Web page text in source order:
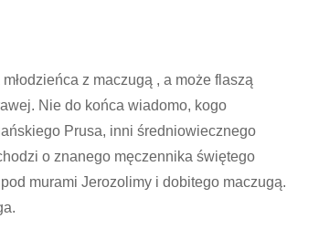
z maczugą , a może flaszą
Nie do końca wiadomo, kogo
Prusa, inni średniowiecznego
o znanego męczennika świętego
murami Jerozolimy i dobitego maczugą.